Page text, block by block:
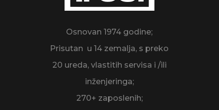
Osnovan 1974 godine;
Prisutan u 14 zemalja, s preko
20 ureda, vlastitih servisa i /ili
inženjeringa;
270+ zaposlenih;